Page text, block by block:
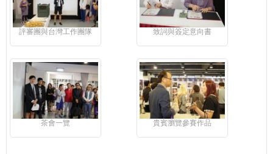
評審團與台灣工作團隊 致詞與簽定意向書
茶會一覽 貴賓瀏覽參賽作品